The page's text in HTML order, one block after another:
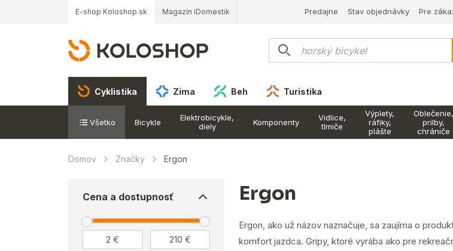
E-shop Koloshop.sk Magazín iDomestik Predajne Stav objednávky Pre
Cyklistika Zima Beh Turistika
Všetko Bicykle
Elektrobicykle,
diely
Komponenty
Vidlice,
tlmiče
Výplety,
ráfiky,
plášte
Oblečenie,
prilby,
chrániče
Domov Značky Ergon
Cena a dostupnosť Ergon
Ergon, ako už názov naznačuje, sa zaujíma o
komfort jazdca. Gripy, ktoré vyrába ako pre